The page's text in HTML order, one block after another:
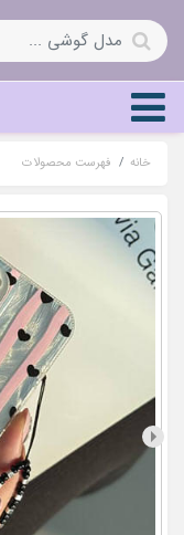
خانه فهرست محصولات